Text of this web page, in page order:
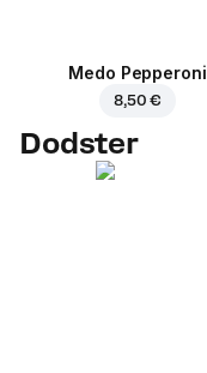
Medo Pepperoni
8,50 €
Dodster